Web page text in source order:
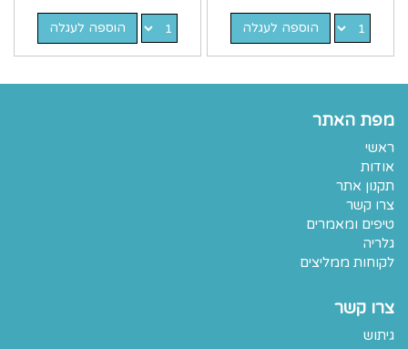
הוספה לעגלה הוספה לעגלה
מפת האתר
ראשי
אודות
תקנון אתר
צרו קשר
טיפים ומאמרים
גלריה
לקוחות ממליצים
צרו קשר
גיתוש